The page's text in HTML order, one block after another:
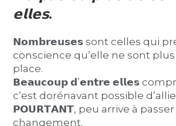
𝗲𝗹𝗹𝗲𝘀.
𝗡𝗼𝗺𝗯𝗿𝗲𝘂𝘀𝗲𝘀 sont celles qui
conscience qu’elle ne sont
place.
𝗕𝗲𝗮𝘂𝗰𝗼𝘂𝗽 𝗱’𝗲𝗻𝘁𝗿𝗲 𝗲𝗹𝗹𝗲𝘀
c’est dorénavant possible
𝗣𝗢𝗨𝗥𝗧𝗔𝗡𝗧, peu arrive à passer
changement.